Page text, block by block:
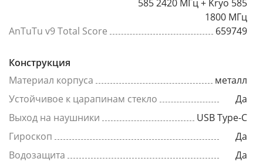
585 2420 МГц + Kryo 585
1800 МГц
AnTuTu v9 Total Score
659749
Конструкция
Материал корпуса
металл
Устойчивое к царапинам стекло
Да
Выход на наушники
USB Type-C
Гироскоп
Да
Водозащита
Да